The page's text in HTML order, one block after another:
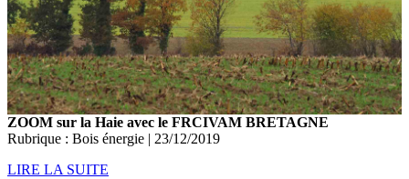
ZOOM sur la Haie avec le FRCIVAM BRETAGNE
Rubrique : Bois énergie | 23/12/2019
LIRE LA SUITE